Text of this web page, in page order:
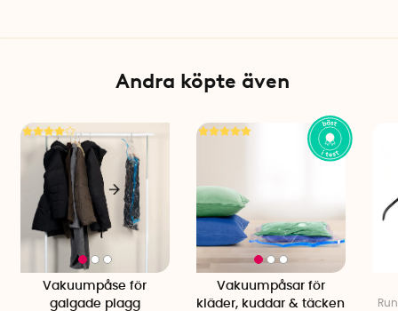
Stängning: DragkedjaAndra köpte även
Vakuumpåse för
galgade plagg
Vakuumpåsar för
kläder, kuddar & täcken